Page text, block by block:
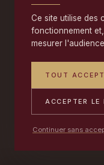
Ce site utilise des
fonctionnement
mesurer
TOUT
ACCEPTER LE
Continuer sans